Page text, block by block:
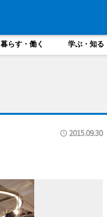
暮らす・働く 学ぶ・知る
2015.09.30